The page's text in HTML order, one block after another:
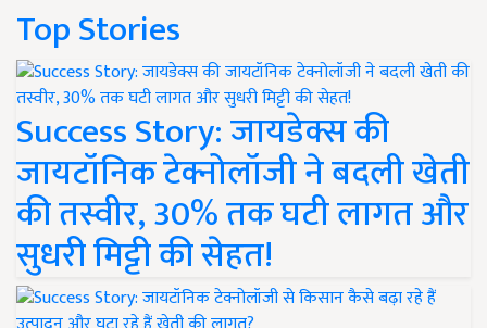
Top Stories
Success Story: जायडेक्स की
जायटॉनिक टेक्नोलॉजी ने बदली खेती
की तस्वीर, 30% तक घटी लागत और
सुधरी मिट्टी की सेहत!